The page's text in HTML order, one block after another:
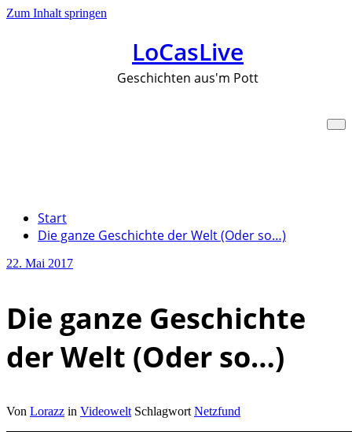
Zum Inhalt springen
LoCasLive
Geschichten aus'm Pott
Start
Die ganze Geschichte der Welt (Oder so…)
22. Mai 2017
Die ganze Geschichte
der Welt (Oder so…)
Von Lorazz in Videowelt Schlagwort Netzfund